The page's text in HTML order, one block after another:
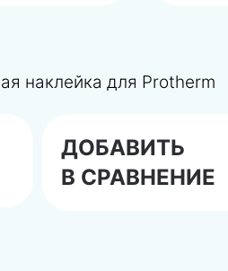
ДОБАВИТЬ
В СРАВНЕНИЕ